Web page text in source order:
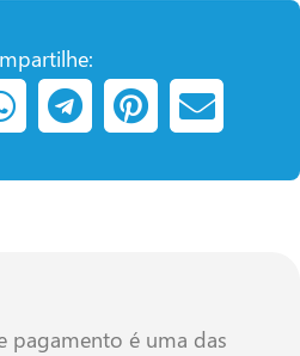
pagamento é uma das